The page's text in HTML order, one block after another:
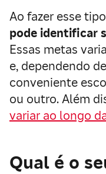
Ao fazer esse
pode identificar
Essas metas
e, dependendo
conveniente
ou outro. Além
variar ao longo
Qual é o